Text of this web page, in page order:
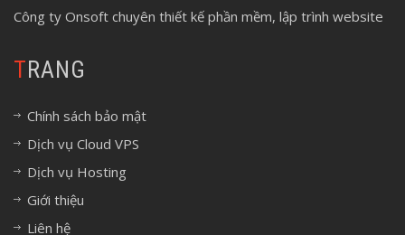
Công ty Onsoft chuyên thiết kế phần mềm, lập trình website
TRANG
Chính sách bảo mật
Dịch vụ Cloud VPS
Dịch vụ Hosting
Giới thiệu
Liên hệ